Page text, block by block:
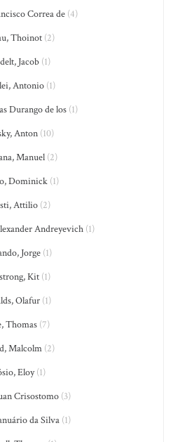
Correa de(4)
Thoinot(2)
Jacob (1)
Antonio(1)
Durango de los (1)
Anton(10)
Manuel(2)
Dominick (1)
Attilio(2)
Andreyevich(1)
Jorge (1)
Kit (1)
Olafur(1)
Thomas (7)
Malcolm (2)
Eloy(1)
Crisostomo(3)
da Silva (1)